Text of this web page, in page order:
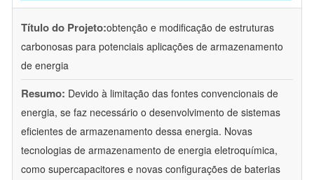
Título do Projeto:obtenção e modificação de estruturas
carbonosas para potenciais aplicações de armazenamento
de energia
Resumo: Devido à limitação das fontes convencionais de
energia, se faz necessário o desenvolvimento de sistemas
eficientes de armazenamento dessa energia. Novas
tecnologias de armazenamento de energia eletroquímica,
como supercapacitores e novas configurações de baterias